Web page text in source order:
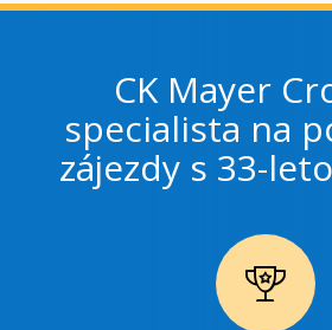
CK Mayer
specialista na
zájezdy s 33-